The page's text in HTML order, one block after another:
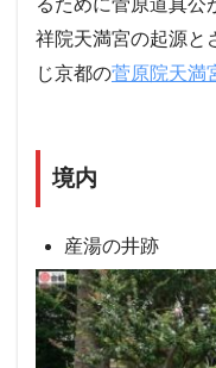
祥院天満宮の起源と
じ京都の菅原院天満
境内
産湯の井跡